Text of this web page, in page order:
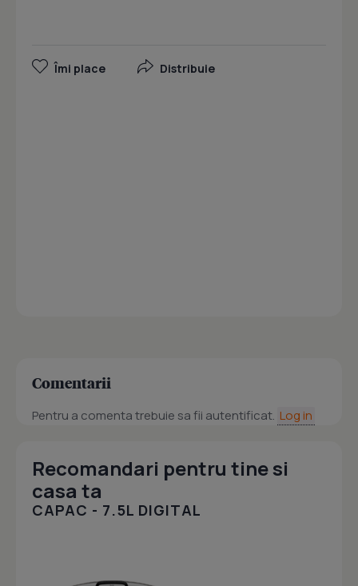
Îmi place Distribuie
Comentarii
Pentru a comenta trebuie sa fii autentificat. Log in
Recomandari pentru tine si
casa ta
CAPAC - 7.5L DIGITAL